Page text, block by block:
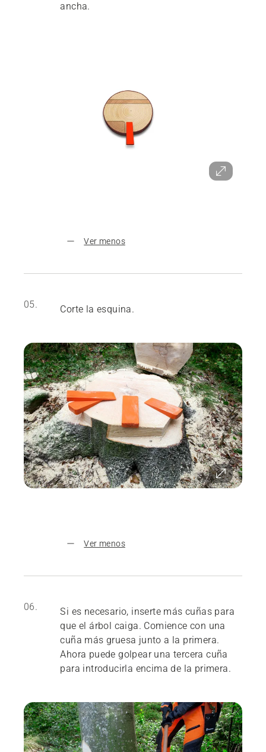
ancha.
Ver menos
05. Corte la esquina.
Ver menos
06.
Si es necesario, inserte más cuñas para
que el árbol caiga. Comience con una
cuña más gruesa junto a la primera.
Ahora puede golpear una tercera cuña
para introducirla encima de la primera.